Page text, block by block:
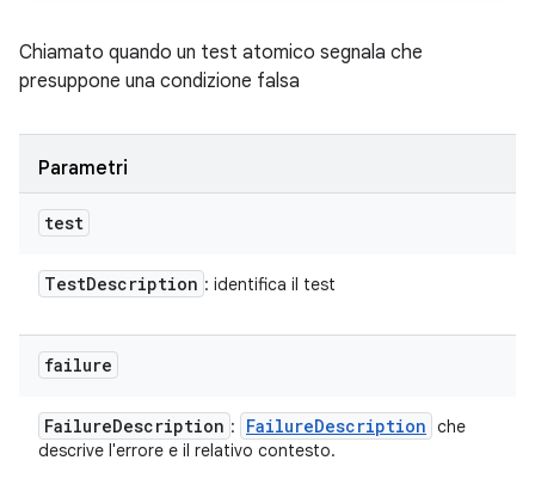
Chiamato quando un test atomico segnala che
presuppone una condizione falsa
Parametri
test
TestDescription : identifica il test
failure
FailureDescription : FailureDescription che
descrive l'errore e il relativo contesto.